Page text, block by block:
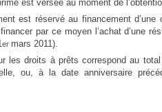
est versée au moment de
est réservé au financement d’une
par ce moyen l’achat d’une
er mars 2011).
les droits à prêts correspond au
ou, à la date anniversaire